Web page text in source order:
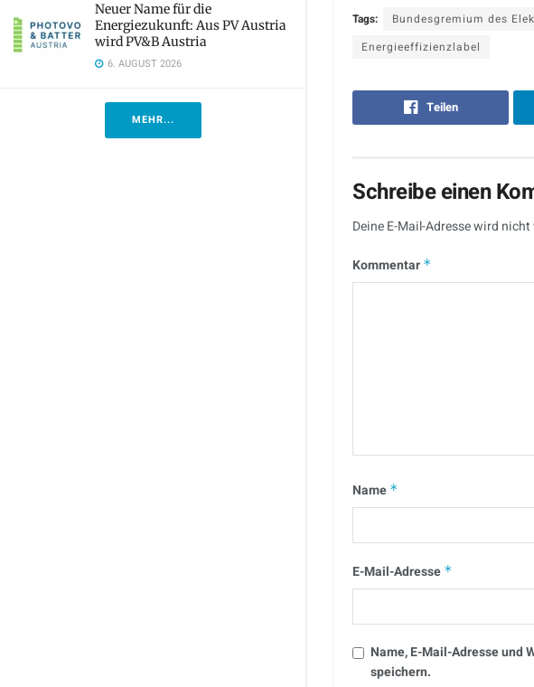
Neuer Name für die
Energiezukunft: Aus PV Austria
wird PV&B Austria
6. AUGUST 2026
MEHR...
Tags:
Bundesgremium des
Energieeffizienzlabel
Teilen
Schreibe einen
Deine E-Mail-Adresse wird
Kommentar *
Name *
E-Mail-Adresse *
Name, E-Mail-Adresse und
speichern.